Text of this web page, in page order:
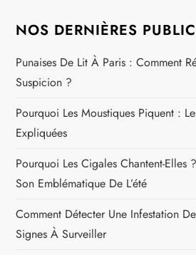
NOS DERNIÈRES
Punaises De Lit À Paris : Comment
Suspicion ?
Pourquoi Les Moustiques Piquent :
Expliquées
Pourquoi Les Cigales Chantent-Elles
Son Emblématique De L’été
Comment Détecter Une Infestation
Signes À Surveiller